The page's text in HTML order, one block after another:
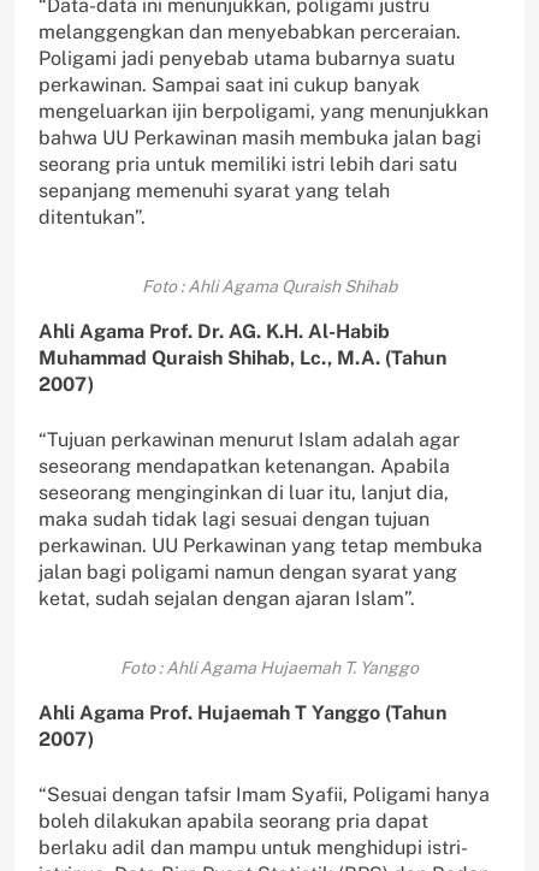
“Data-data ini menunjukkan, poligami justru
melanggengkan dan menyebabkan perceraian.
Poligami jadi penyebab utama bubarnya suatu
perkawinan. Sampai saat ini cukup banyak
mengeluarkan ijin berpoligami, yang menunjukkan
bahwa UU Perkawinan masih membuka jalan bagi
seorang pria untuk memiliki istri lebih dari satu
sepanjang memenuhi syarat yang telah
ditentukan”.
Foto : Ahli Agama Quraish Shihab
Ahli Agama Prof. Dr. AG. K.H. Al-Habib
Muhammad Quraish Shihab, Lc., M.A. (Tahun
2007)
“Tujuan perkawinan menurut Islam adalah agar
seseorang mendapatkan ketenangan. Apabila
seseorang menginginkan di luar itu, lanjut dia,
maka sudah tidak lagi sesuai dengan tujuan
perkawinan. UU Perkawinan yang tetap membuka
jalan bagi poligami namun dengan syarat yang
ketat, sudah sejalan dengan ajaran Islam”.
Foto : Ahli Agama Hujaemah T. Yanggo
Ahli Agama Prof. Hujaemah T Yanggo (Tahun
2007)
“Sesuai dengan tafsir Imam Syafii, Poligami hanya
boleh dilakukan apabila seorang pria dapat
berlaku adil dan mampu untuk menghidupi istri-